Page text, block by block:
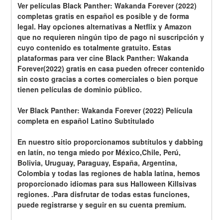
Ver películas Black Panther: Wakanda Forever (2022)
completas gratis en español es posible y de forma
legal. Hay opciones alternativas a Netflix y Amazon
que no requieren ningún tipo de pago ni suscripción y
cuyo contenido es totalmente gratuito. Estas
plataformas para ver cine Black Panther: Wakanda
Forever(2022) gratis en casa pueden ofrecer contenido
sin costo gracias a cortes comerciales o bien porque
tienen películas de dominio público.
Ver Black Panther: Wakanda Forever (2022) Película
completa en español Latino Subtitulado
En nuestro sitio proporcionamos subtítulos y dabbing
en latín, no tenga miedo por México,Chile, Perú,
Bolivia, Uruguay, Paraguay, España, Argentina,
Colombia y todas las regiones de habla latina, hemos
proporcionado idiomas para sus Halloween Killsivas
regiones. .Para disfrutar de todas estas funciones,
puede registrarse y seguir en su cuenta premium.